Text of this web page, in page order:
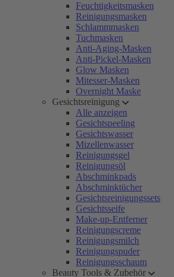
Feuchtigkeitsmasken
Reinigungsmasken
Schlammmasken
Tuchmasken
Anti-Aging-Masken
Anti-Pickel-Masken
Glow Masken
Mitesser-Masken
Overnight Maske
Gesichtsreinigung
Alle anzeigen
Gesichtspeeling
Gesichtswasser
Mizellenwasser
Reinigungsgel
Reinigungsöl
Abschminkpads
Abschminktücher
Gesichtsreinigungssets
Gesichtsseife
Make-up-Entferner
Reinigungscreme
Reinigungsmilch
Reinigungspuder
Reinigungsschaum
Beauty Tools & Zubehör